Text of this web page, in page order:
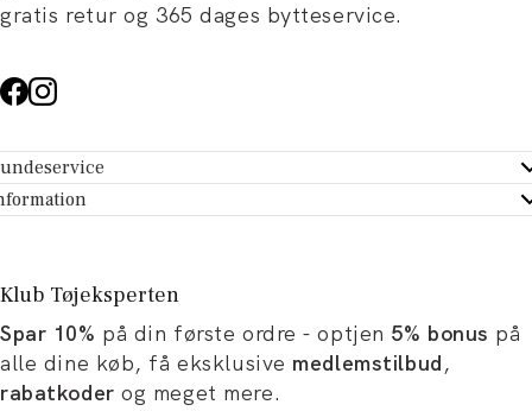
gratis retur og 365 dages bytteservice.
- Hjælpecenter
dit køb
Tøjeksperten
og artikler
og karriere
Klub Tøjeksperten
Spar 10% på din første ordre - optjen 5% bonus på
alle dine køb, få eksklusive medlemstilbud,
rabatkoder og meget mere.